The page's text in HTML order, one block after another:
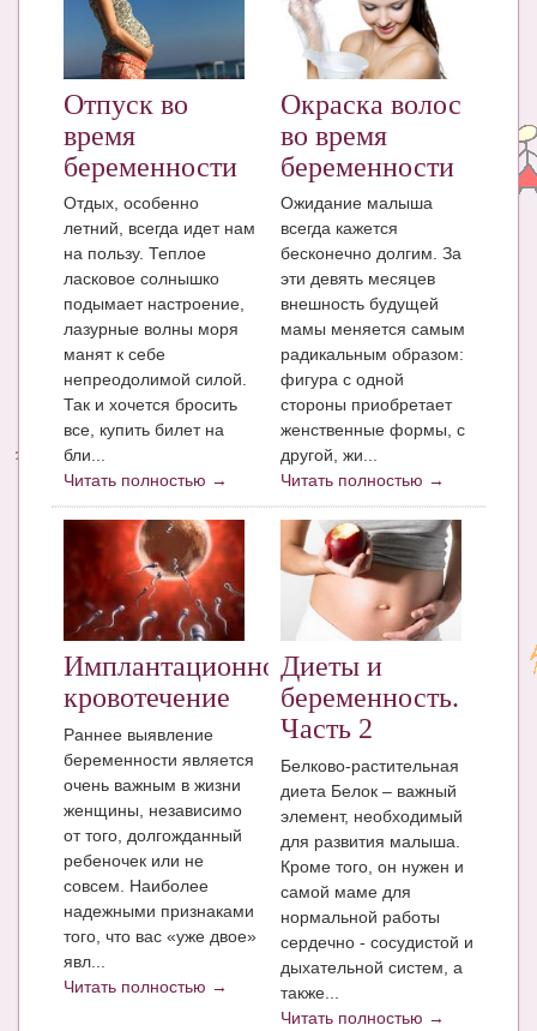
Сотрудничество. Авторам
Отпуск во
время
беременности
Отдых, особенно
летний, всегда идет нам
на пользу. Теплое
ласковое солнышко
подымает настроение,
лазурные волны моря
манят к себе
непреодолимой силой.
Так и хочется бросить
все, купить билет на
бли...
Читать полностью →
Окраска волос
во время
беременности
Ожидание малыша
всегда кажется
бесконечно долгим. За
эти девять месяцев
внешность будущей
мамы меняется самым
радикальным образом:
фигура с одной
стороны приобретает
женственные формы, с
другой, жи...
Читать полностью →
Имплантационное
кровотечение
Раннее выявление
беременности является
очень важным в жизни
женщины, независимо
от того, долгожданный
ребеночек или не
совсем. Наиболее
надежными признаками
того, что вас «уже двое»
явл...
Читать полностью →
Диеты и
беременность.
Часть 2
Белково-растительная
диета Белок – важный
элемент, необходимый
для развития малыша.
Кроме того, он нужен и
самой маме для
нормальной работы
сердечно - сосудистой и
дыхательной систем, а
также...
Читать полностью →